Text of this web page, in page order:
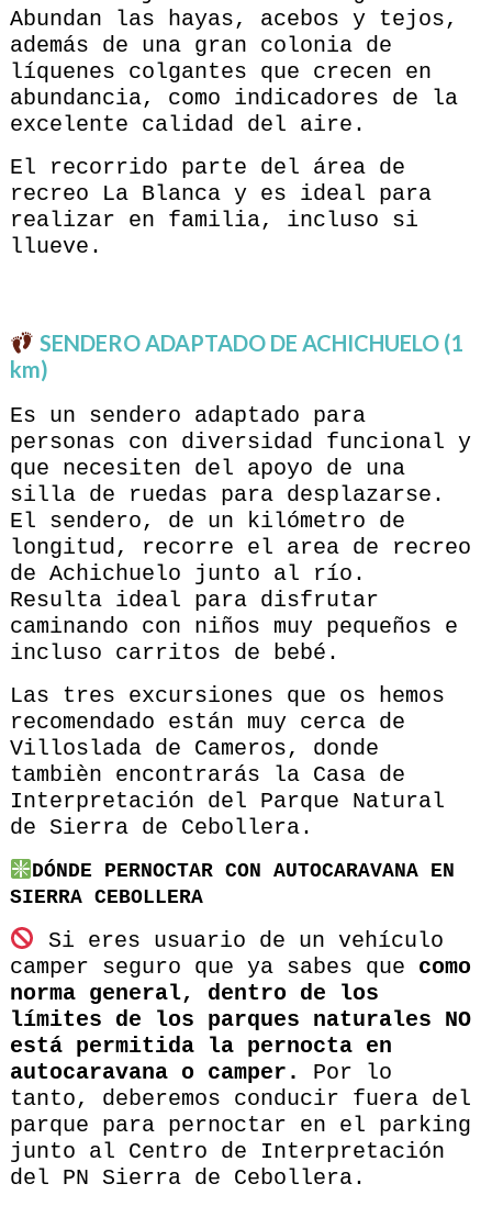
Abundan las hayas, acebos y tejos,
además de una gran colonia de
líquenes colgantes que crecen en
abundancia, como indicadores de la
excelente calidad del aire.
El recorrido parte del área de
recreo La Blanca y es ideal para
realizar en familia, incluso si
llueve.
SENDERO ADAPTADO DE ACHICHUELO (1
km)
Es un sendero adaptado para
personas con diversidad funcional y
que necesiten del apoyo de una
silla de ruedas para desplazarse.
El sendero, de un kilómetro de
longitud, recorre el area de recreo
de Achichuelo junto al río.
Resulta ideal para disfrutar
caminando con niños muy pequeños e
incluso carritos de bebé.
Las tres excursiones que os hemos
recomendado están muy cerca de
Villoslada de Cameros, donde
tambièn encontrarás la Casa de
Interpretación del Parque Natural
de Sierra de Cebollera.
DÓNDE PERNOCTAR CON AUTOCARAVANA EN
SIERRA CEBOLLERA
Si eres usuario de un vehículo
camper seguro que ya sabes que como
norma general, dentro de los
límites de los parques naturales NO
está permitida la pernocta en
autocaravana o camper.
Por lo
tanto, deberemos conducir fuera del
parque para pernoctar en el parking
junto al Centro de Interpretación
del PN Sierra de Cebollera.